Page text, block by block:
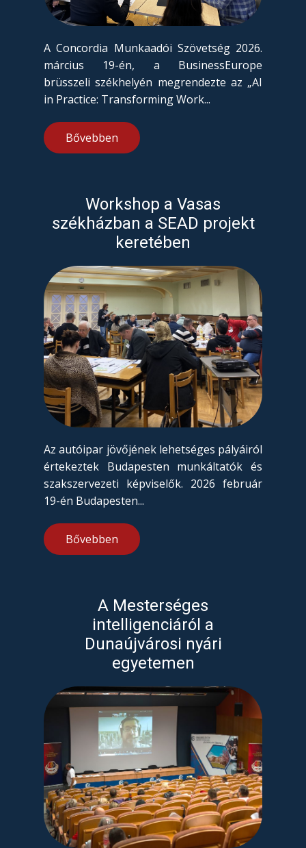
A Concordia Munkaadói Szövetség 2026.
március 19-én, a BusinessEurope
brüsszeli székhelyén megrendezte az „AI
in Practice: Transforming Work...
Bővebben
Workshop a Vasas
székházban a SEAD projekt
keretében
Az autóipar jövőjének lehetséges pályáiról
értekeztek Budapesten munkáltatók és
szakszervezeti képviselők. 2026 február
19-én Budapesten...
Bővebben
A Mesterséges
intelligenciáról a
Dunaújvárosi nyári
egyetemen